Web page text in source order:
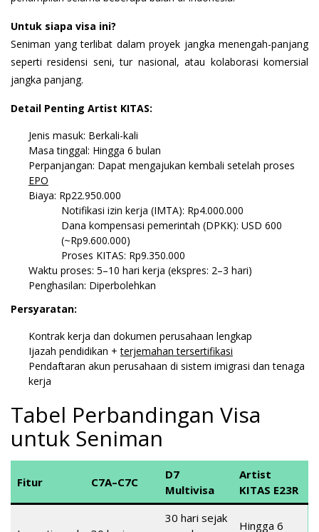
Untuk siapa visa ini?
Seniman yang terlibat dalam proyek jangka menengah-panjang
seperti residensi seni, tur nasional, atau kolaborasi komersial
jangka panjang.
Detail Penting Artist KITAS:
Jenis masuk: Berkali-kali
Masa tinggal: Hingga 6 bulan
Perpanjangan: Dapat mengajukan kembali setelah proses
EPO
Biaya: Rp22.950.000
Notifikasi izin kerja (IMTA): Rp4.000.000
Dana kompensasi pemerintah (DPKK): USD 600
(~Rp9.600.000)
Proses KITAS: Rp9.350.000
Waktu proses: 5–10 hari kerja (ekspres: 2–3 hari)
Penghasilan: Diperbolehkan
Persyaratan:
Kontrak kerja dan dokumen perusahaan lengkap
Ijazah pendidikan +terjemahan tersertifikasi
Pendaftaran akun perusahaan di sistem imigrasi dan tenaga
kerja
Tabel Perbandingan Visa
untuk Seniman
Fitur C7A–C7C
D7
Multivisa
Artist
KITAS E23R
30 hari sejak
Hingga 6